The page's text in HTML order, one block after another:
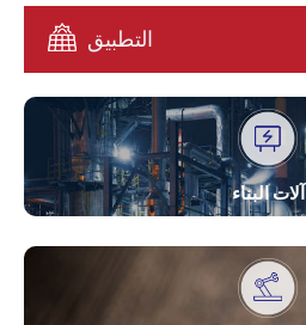
التطبيق
آلات البناء